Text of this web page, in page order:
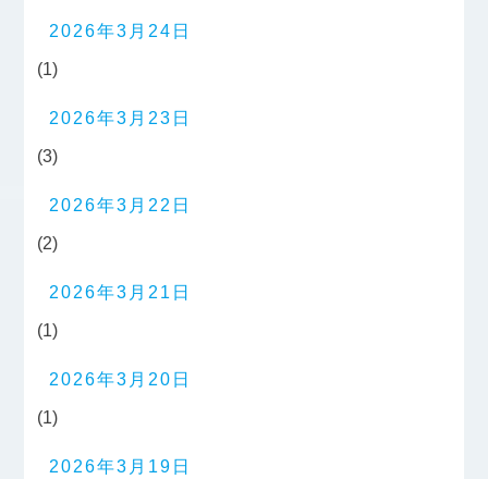
2026年3月24日
(1)
2026年3月23日
(3)
2026年3月22日
(2)
2026年3月21日
(1)
2026年3月20日
(1)
2026年3月19日